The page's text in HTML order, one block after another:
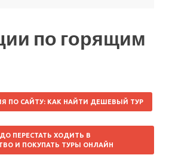
по горящим
ПО САЙТУ: КАК НАЙТИ ДЕШЕВЫЙ ТУР
ПЕРЕСТАТЬ ХОДИТЬ В
И ПОКУПАТЬ ТУРЫ ОНЛАЙН